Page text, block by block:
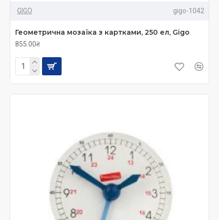
GIGO gigo-1042
Геометрична мозаїка з картками, 250 ел, Gigo
855.00₴